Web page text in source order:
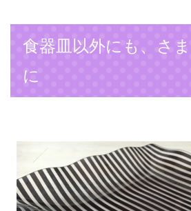
食器皿以外にも、さ
に